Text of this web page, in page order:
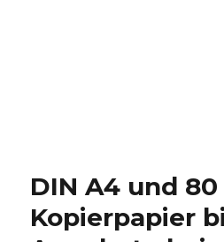
DIN A4 und
Kopierpapier